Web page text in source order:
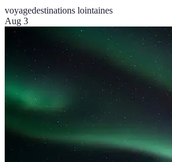
voyagedestinations lointaines
Aug 3